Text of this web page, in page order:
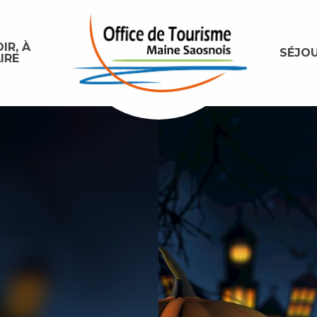
À